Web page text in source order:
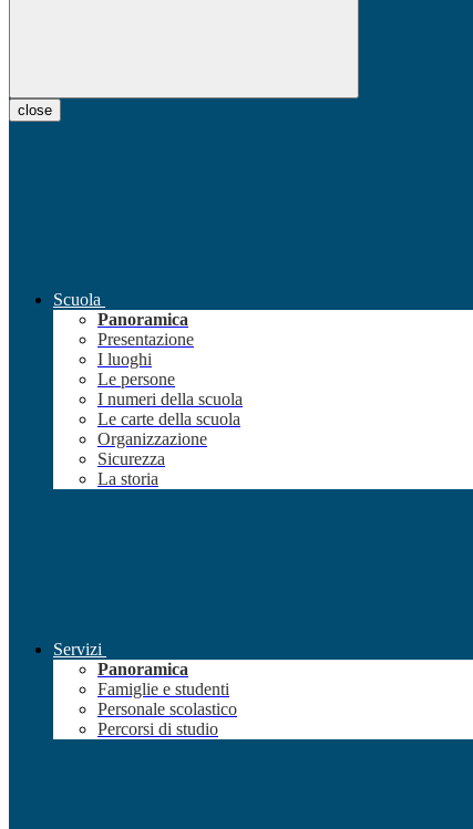
close
Scuola
Panoramica
Presentazione
I luoghi
Le persone
I numeri della scuola
Le carte della scuola
Organizzazione
Sicurezza
La storia
Servizi
Panoramica
Famiglie e studenti
Personale scolastico
Percorsi di studio